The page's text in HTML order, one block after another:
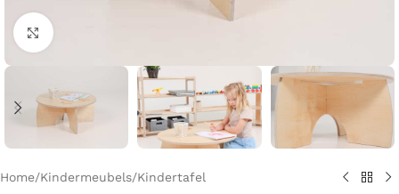
Klik om te vergroten
Home/Kindermeubels/Kindertafel